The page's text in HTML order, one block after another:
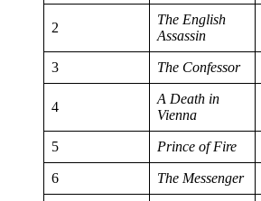
2
The English
Assassin
3 The Confessor
4
A Death in
Vienna
5 Prince of Fire
6 The Messenger